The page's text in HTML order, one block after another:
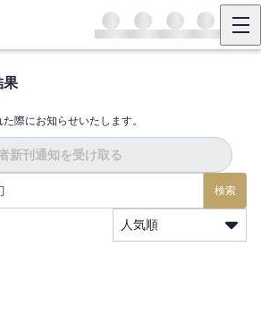
果
際にお知らせいたします。
新刊通知を受け取る
検索
人気順